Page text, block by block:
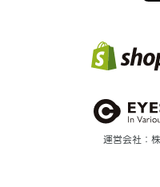
運営会社：